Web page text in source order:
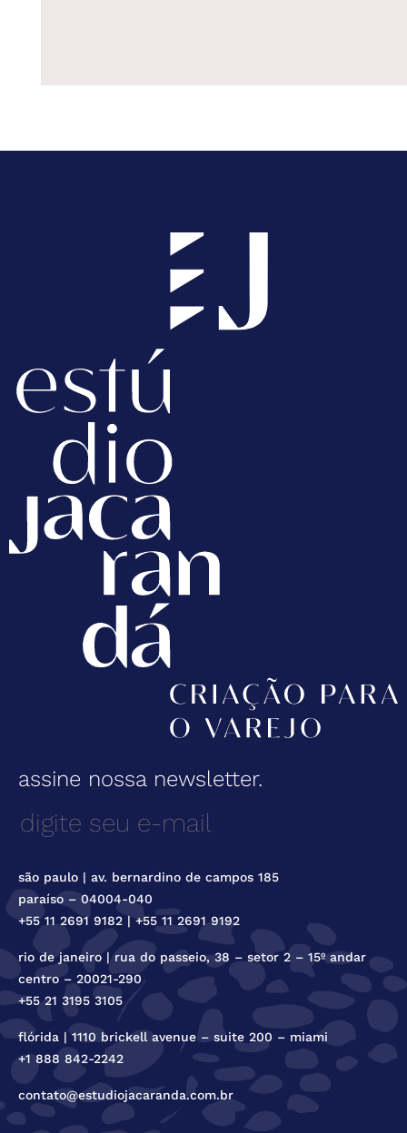
assine nossa newsletter.
são paulo | av. bernardino de campos 185
paraíso – 04004-040
+55 11 2691 9182 | +55 11 2691 9192
rio de janeiro | rua do passeio, 38 – setor 2 – 15º andar
centro – 20021-290
+55 21 3195 3105
flórida | 1110 brickell avenue – suite 200 – miami
+1 888 842-2242
contato@estudiojacaranda.com.br